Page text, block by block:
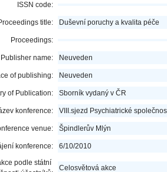
ISSN code:
title: Duševní poruchy a kvalita péče
Proceedings:
Publisher name: Neuveden
of publishing: Neuveden
of Publication: Sborník vydaný v ČR
konference: VIII.sjezd Psychiatrické
venue: Špindlerův Mlýn
konference:
6/10/2010
podle státní
Celosvětová akce